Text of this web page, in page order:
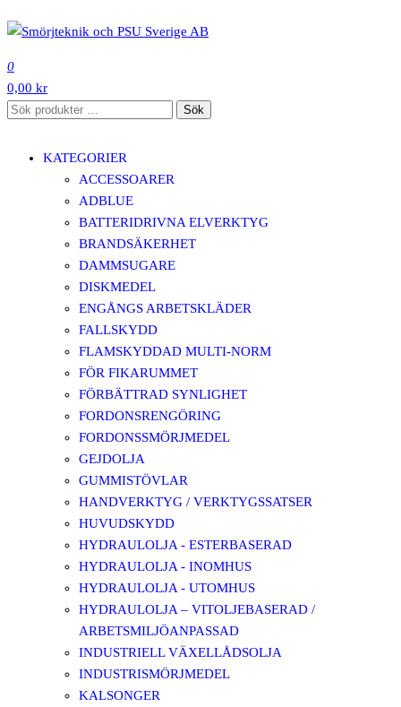
till
innehåll
0
0,00 kr
Sök
Sök
KATEGORIER
ACCESSOARER
ADBLUE
BATTERIDRIVNA ELVERKTYG
BRANDSÄKERHET
DAMMSUGARE
DISKMEDEL
ENGÅNGS ARBETSKLÄDER
FALLSKYDD
FLAMSKYDDAD MULTI-NORM
FÖR FIKARUMMET
FÖRBÄTTRAD SYNLIGHET
FORDONSRENGÖRING
FORDONSSMÖRJMEDEL
GEJDOLJA
GUMMISTÖVLAR
HANDVERKTYG / VERKTYGSSATSER
HUVUDSKYDD
HYDRAULOLJA - ESTERBASERAD
HYDRAULOLJA - INOMHUS
HYDRAULOLJA - UTOMHUS
HYDRAULOLJA – VITOLJEBASERAD /
ARBETSMILJÖANPASSAD
INDUSTRIELL VÄXELLÅDSOLJA
INDUSTRISMÖRJMEDEL
KALSONGER